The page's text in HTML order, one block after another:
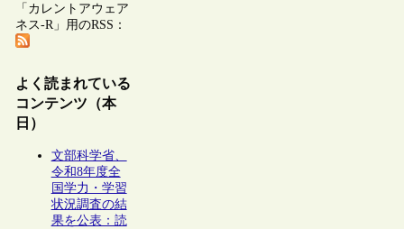
「カレントアウェア
ネス-R」用のRSS：
よく読まれている
コンテンツ（本
日）
文部科学省、
令和8年度全
国学力・学習
状況調査の結
果を公表：読